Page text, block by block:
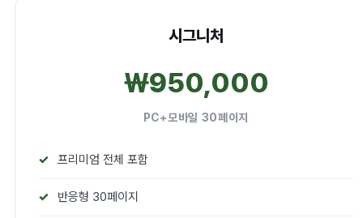
시그니처
₩950,000
PC+모바일 30페이지
프리미엄 전체 포함
반응형 30페이지